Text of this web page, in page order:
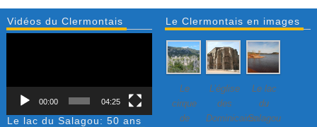
Vidéos du Clermontais
00:00 04:25
Le lac du Salagou: 50 ans
Le Clermontais en images
Le
cirque
de
L’église
des
Dominicains
Le lac
du
Salagou